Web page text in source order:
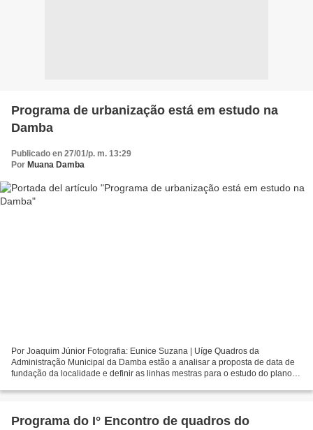
Programa de urbanização está em estudo na
Damba
Publicado en 27/01/p. m. 13:29
Por Muana Damba
Por Joaquim Júnior Fotografia: Eunice Suzana | Uíge Quadros da
Administração Municipal da Damba estão a analisar a proposta de data de
fundação da localidade e definir as linhas mestras para o estudo do plano
Programa do I° Encontro de quadros do